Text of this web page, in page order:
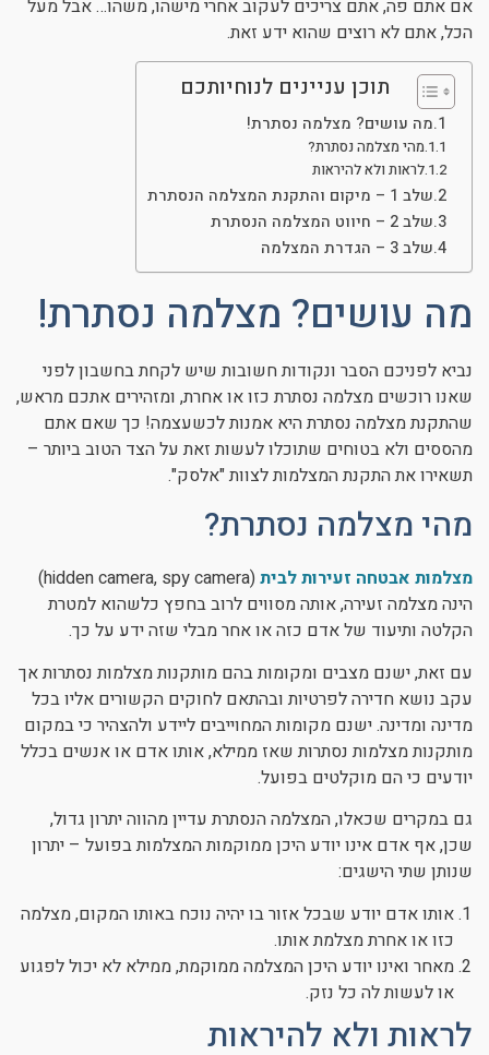
brightness_low ניגודיות כהה
format_underlined הוסף קו תחתון לקישורים
font_download
סמן קישורים
אם אתם פה, אתם צריכים לעקוב אחרי מישהו, משהו… אבל מעל
הכל, אתם לא רוצים שהוא ידע זאת.
תוכן עניינים לנוחיותכם
מה עושים? מצלמה נסתרת!
מהי מצלמה נסתרת?
לראות ולא להיראות
שלב 1 – מיקום והתקנת המצלמה הנסתרת
שלב 2 – חיווט המצלמה הנסתרת
שלב 3 – הגדרת המצלמה
מה עושים? מצלמה נסתרת!
נביא לפניכם הסבר ונקודות חשובות שיש לקחת בחשבון לפני
שאנו רוכשים מצלמה נסתרת כזו או אחרת, ומזהירים אתכם מראש,
שהתקנת מצלמה נסתרת היא אמנות לכשעצמה! כך שאם אתם
מהססים ולא בטוחים שתוכלו לעשות זאת על הצד הטוב ביותר –
תשאירו את התקנת המצלמות לצוות "אלסק".
מהי מצלמה נסתרת?
מצלמות אבטחה זעירות לבית
(hidden camera, spy camera)
הינה מצלמה זעירה, אותה מסווים לרוב בחפץ כלשהוא למטרת
הקלטה ותיעוד של אדם כזה או אחר מבלי שזה ידע על כך.
עם זאת, ישנם מצבים ומקומות בהם מותקנות מצלמות נסתרות אך
עקב נושא חדירה לפרטיות ובהתאם לחוקים הקשורים אליו בכל
מדינה ומדינה. ישנם מקומות המחוייבים ליידע ולהצהיר כי במקום
מותקנות מצלמות נסתרות שאז ממילא, אותו אדם או אנשים בכלל
יודעים כי הם מוקלטים בפועל.
גם במקרים שכאלו, המצלמה הנסתרת עדיין מהווה יתרון גדול,
שכן, אף אדם אינו יודע היכן ממוקמות המצלמות בפועל – יתרון
שנותן שתי הישגים:
אותו אדם יודע שבכל אזור בו יהיה נוכח באותו המקום, מצלמה
כזו או אחרת מצלמת אותו.
מאחר ואינו יודע היכן המצלמה ממוקמת, ממילא לא יכול לפגוע
או לעשות לה כל נזק.
לראות ולא להיראות